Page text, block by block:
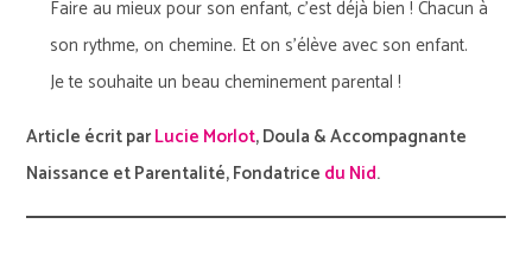
Faire au mieux pour son enfant, c’est déjà bien ! Chacun à
son rythme, on chemine. Et on s’élève avec son enfant.
Je te souhaite un beau cheminement parental !
Article écrit parLucie Morlot, Doula & Accompagnante
Naissance et Parentalité, Fondatrice du Nid.